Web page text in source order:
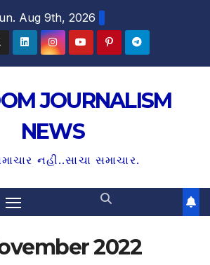
Aug 9th, 2026
JOURNALISM
NEWS
નહી..સાચા સમાચાર.
2022